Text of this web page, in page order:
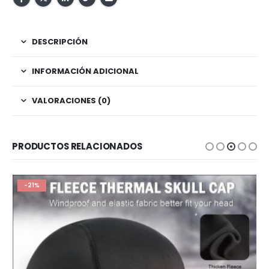
DESCRIPCIÓN
INFORMACIÓN ADICIONAL
VALORACIONES (0)
PRODUCTOS RELACIONADOS
-21%